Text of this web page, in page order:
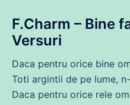
F.Charm – Bine
Versuri
Daca pentru orice bine
Toti argintii de pe lume,
Daca pentru orice rele